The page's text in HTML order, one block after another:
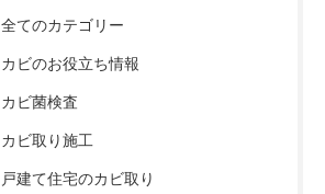
全てのカテゴリー
カビのお役立ち情報
カビ菌検査
カビ取り施工
戸建て住宅のカビ取り